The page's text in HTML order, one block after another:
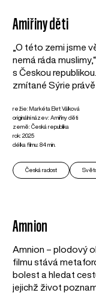
Amiřiny děti
„O této zemi jsme
nemá ráda
s Českou
zmítané Sýrie
režie: Markéta Ekrt Válková
originální název: Amiřiny děti
země: Česká republika
rok: 2025
délka filmu: 84 min.
Česká radost
Amnion
Amnion – plodový
filmu stává
bolest a hledat
jejichž život